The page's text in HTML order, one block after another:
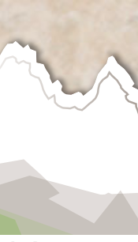
Sektion
Eichstätt